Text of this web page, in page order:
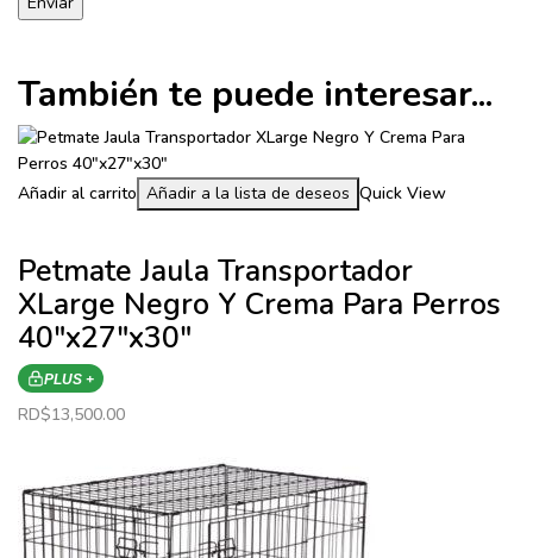
También te puede interesar...
Añadir al carrito Añadir a la lista de deseos Quick View
Petmate Jaula Transportador
XLarge Negro Y Crema Para Perros
40″x27″x30″
PLUS +
RD$13,500.00